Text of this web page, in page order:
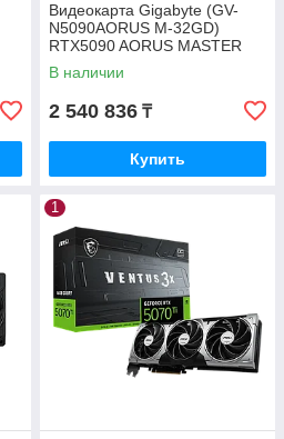
Видеокарта Gigabyte (GV-
N5090AORUS M-32GD)
RTX5090 AORUS MASTER
32G
В наличии
2 540 836 ₸
Купить
1